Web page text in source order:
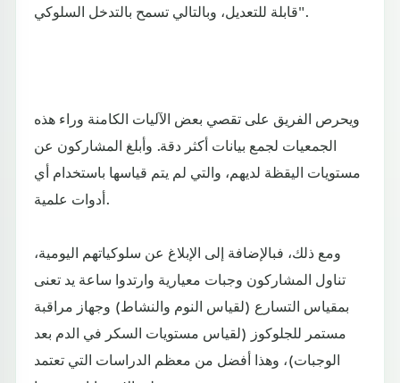
قابلة للتعديل، وبالتالي تسمح بالتدخل السلوكي".
ويحرص الفريق على تقصي بعض الآليات الكامنة وراء هذه
الجمعيات لجمع بيانات أكثر دقة. وأبلغ المشاركون عن
مستويات اليقظة لديهم، والتي لم يتم قياسها باستخدام أي
أدوات علمية.
ومع ذلك، فبالإضافة إلى الإبلاغ عن سلوكياتهم اليومية،
تناول المشاركون وجبات معيارية وارتدوا ساعة يد تعنى
بمقياس التسارع (لقياس النوم والنشاط) وجهاز مراقبة
مستمر للجلوكوز (لقياس مستويات السكر في الدم بعد
الوجبات)، وهذا أفضل من معظم الدراسات التي تعتمد